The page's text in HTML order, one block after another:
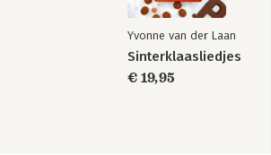
Yvonne van der Laan
Sinterklaasliedjes
€ 19,95